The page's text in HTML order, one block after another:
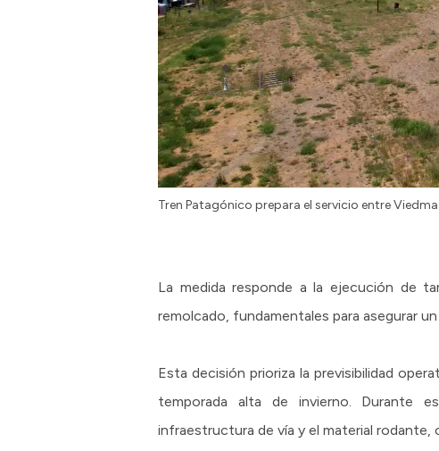
Tren Patagónico prepara el servicio entre
La medida responde a la ejecución de
remolcado, fundamentales para asegurar
Esta decisión prioriza la previsibilidad
temporada alta de invierno. Durante
infraestructura de vía y el material rodante,